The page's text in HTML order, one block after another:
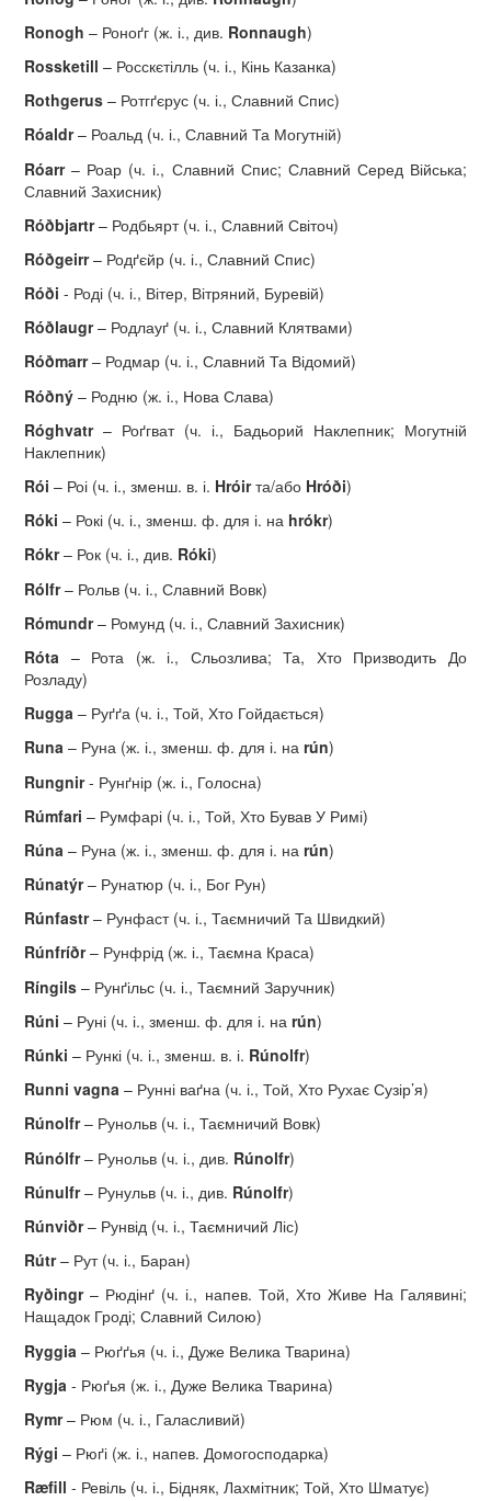
Ronogh – Роноґг (ж. і., див. Ronnaugh)
Rossketill – Росскєтілль (ч. і., Кінь Казанка)
Rothgerus – Ротгґєрус (ч. і., Славний Спис)
Róaldr– Роальд (ч. і., Славний Та Могутній)
Róarr– Роар (ч. і., Славний Спис; Славний Серед Війська;
Славний Захисник)
Róðbjartr– Родбьярт (ч. і., Славний Світоч)
Róðgeirr– Родґєйр (ч. і., Славний Спис)
Róði - Роді (ч. і., Вітер, Вітряний, Буревій)
Róðlaugr– Родлауґ (ч. і., Славний Клятвами)
Róðmarr– Родмар (ч. і., Славний Та Відомий)
Róðný – Родню (ж. і., Нова Слава)
Róghvatr– Роґгват (ч. і., Бадьорий Наклепник; Могутній
Наклепник)
Rói – Роі (ч. і., зменш. в. і. Hróirта/або Hróði)
Róki – Рокі (ч. і., зменш. ф. для і. на hrókr)
Rókr– Рок (ч. і., див. Róki)
Rólfr– Рольв (ч. і., Славний Вовк)
Rómundr– Ромунд (ч. і., Славний Захисник)
Róta – Рота (ж. і., Сльозлива; Та, Хто Призводить До
Розладу)
Rugga – Руґґа (ч. і., Той, Хто Гойдається)
Runa – Руна (ж. і., зменш. ф. для і. наrún)
Rungnir- Рунґнір (ж. і., Голосна)
Rúmfari – Румфарі (ч. і., Той, Хто Бував У Римі)
Rúna – Руна (ж. і., зменш. ф. для і. наrún)
Rúnatýr– Рунатюр (ч. і., Бог Рун)
Rúnfastr– Рунфаст (ч. і., Таємничий Та Швидкий)
Rúnfríðr– Рунфрід (ж. і., Таємна Краса)
Ríngils – Рунґільс (ч. і., Таємний Заручник)
Rúni – Руні (ч. і., зменш. ф. для і. наrún)
Rúnki – Рункі (ч. і., зменш. в. і. Rúnolfr)
Runni vagna – Рунні ваґна (ч. і., Той, Хто Рухає Сузір’я)
Rúnolfr– Рунольв (ч. і., Таємничий Вовк)
Rúnólfr– Рунольв (ч. і., див. Rúnolfr)
Rúnulfr– Рунульв (ч. і., див. Rúnolfr)
Rúnviðr– Рунвід (ч. і., Таємничий Ліс)
Rútr– Рут (ч. і., Баран)
Ryðingr– Рюдінґ (ч. і., напев. Той, Хто Живе На Галявині;
Нащадок Гроді; Славний Силою)
Ryggia – Рюґґья (ч. і., Дуже Велика Тварина)
Rygja - Рюґья (ж. і., Дуже Велика Тварина)
Rymr– Рюм (ч. і., Галасливий)
Rýgi – Рюґі (ж. і., напев. Домогосподарка)
Ræfill- Ревіль (ч. і., Бідняк, Лахмітник; Той, Хто Шматує)